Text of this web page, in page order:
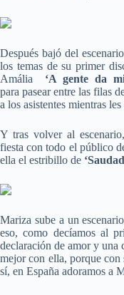
Después bajó del
los temas de su primer
Amália ‘A gente da
para pasear entre las filas
a los asistentes mientras
Y tras volver al
fiesta con todo el público
ella el estribillo de
Mariza sube a un
eso, como decíamos al
declaración de amor y una
mejor con ella, porque
sí, en España adoramos a